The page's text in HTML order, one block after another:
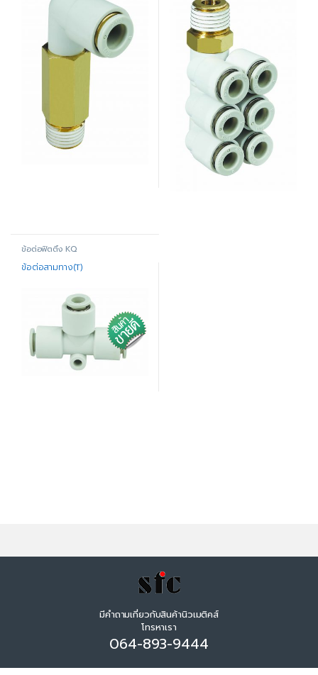
ข้อต่อฟิตติ้ง KQ
ข้อต่อสามทาง(T)
มีคำถามเกี่ยวกับสินค้านิวเมติคส์
โทรหาเรา
064-893-9444